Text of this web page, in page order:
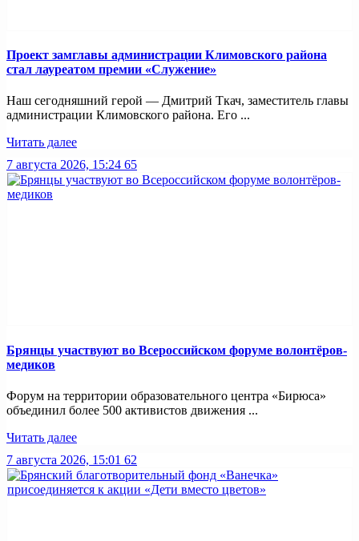
Проект замглавы администрации Климовского района
стал лауреатом премии «Служение»
Наш сегодняшний герой — Дмитрий Ткач, заместитель главы
администрации Климовского района. Его ...
Читать далее
7 августа 2026, 15:24 65
Брянцы участвуют во Всероссийском форуме волонтёров-
медиков
Форум на территории образовательного центра «Бирюса»
объединил более 500 активистов движения ...
Читать далее
7 августа 2026, 15:01 62